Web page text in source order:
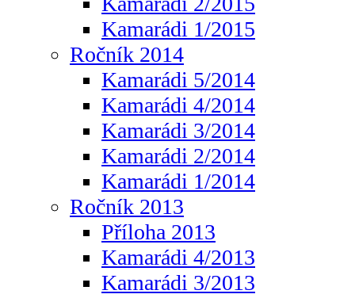
Kamarádi 1/2015
Ročník 2014
Kamarádi 5/2014
Kamarádi 4/2014
Kamarádi 3/2014
Kamarádi 2/2014
Kamarádi 1/2014
Ročník 2013
Příloha 2013
Kamarádi 4/2013
Kamarádi 3/2013